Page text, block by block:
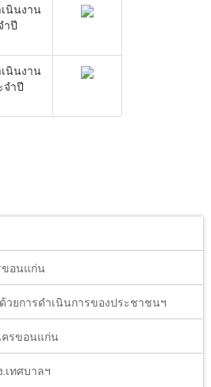
นินงาน
ำปี
นินงาน
จำปี
ขอนแก่น
วยการดำเนินการของประชาชนฯ
ครขอนแก่น
เทศบาลฯ